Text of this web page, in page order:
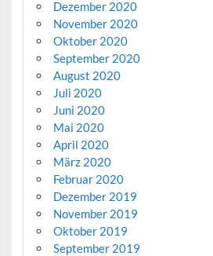
Dezember 2020
November 2020
Oktober 2020
September 2020
August 2020
Juli 2020
Juni 2020
Mai 2020
April 2020
März 2020
Februar 2020
Dezember 2019
November 2019
Oktober 2019
September 2019